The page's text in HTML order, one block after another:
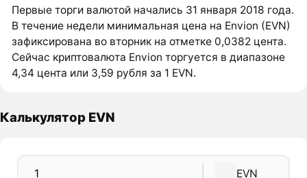
Первые торги валютой начались 31 января 2018 года.
В течение недели минимальная цена на Envion (EVN)
зафиксирована во вторник на отметке 0,0382 цента.
Сейчас криптовалюта Envion торгуется в диапазоне
4,34 цента или 3,59 рубля за 1 EVN.
Калькулятор EVN
EVN